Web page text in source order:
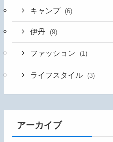
キャンプ (6)
伊丹 (9)
ファッション (1)
ライフスタイル (3)
アーカイブ